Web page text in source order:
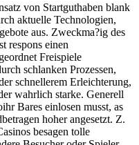
von Startguthaben blank
aktuelle Technologien,
aus. Zweckma?ig des
respons einen
Freispiele
schlanken Prozessen,
schnellerem Erleichterung,
wahrlich starke. Generell
Bares einlosen musst, as
hoher angesetzt. Z.
besagen tolle